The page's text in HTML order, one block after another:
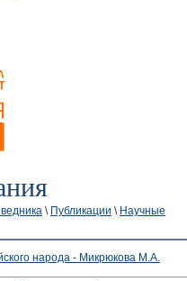
\ Публикации \ Научные
народа - Микрюкова М.А.